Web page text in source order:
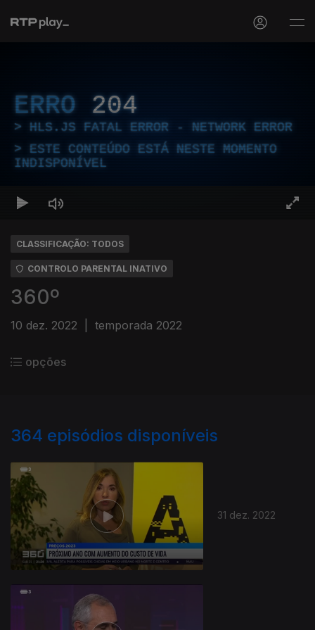
ERRO 204
HLS.JS FATAL ERROR - NETWORK ERROR
ESTE CONTEÚDO ESTÁ NESTE MOMENTO
INDISPONÍVEL
CLASSIFICAÇÃO: TODOS
CONTROLO PARENTAL INATIVO
360º
10 dez. 2022 temporada 2022
opções
364 episódios disponíveis
31 dez. 2022